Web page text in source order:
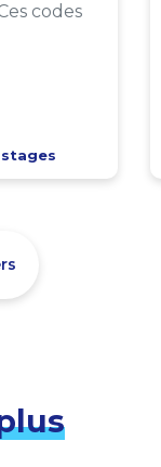
codes
stages